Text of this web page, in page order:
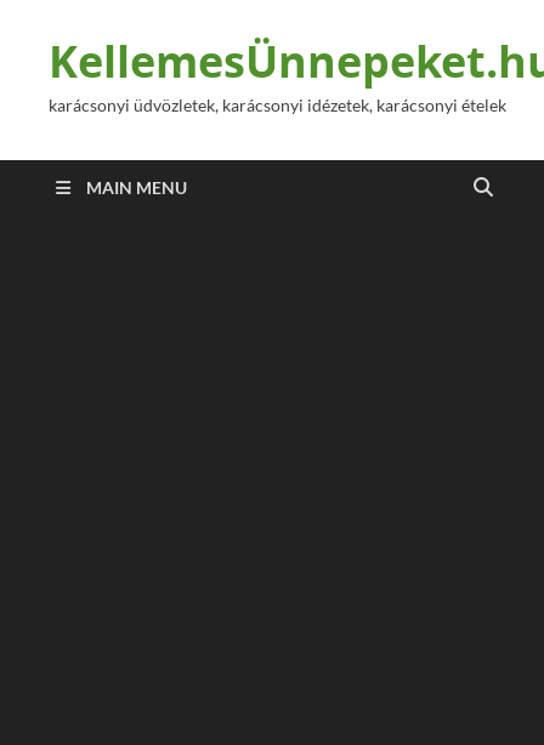
karácsonyi üdvözletek, karácsonyi idézetek, karácsonyi ételek
MAIN MENU